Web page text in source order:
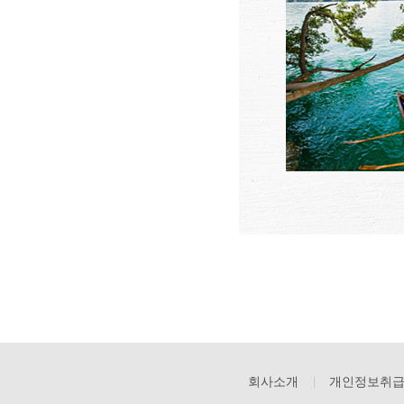
회사소개 개인정보취